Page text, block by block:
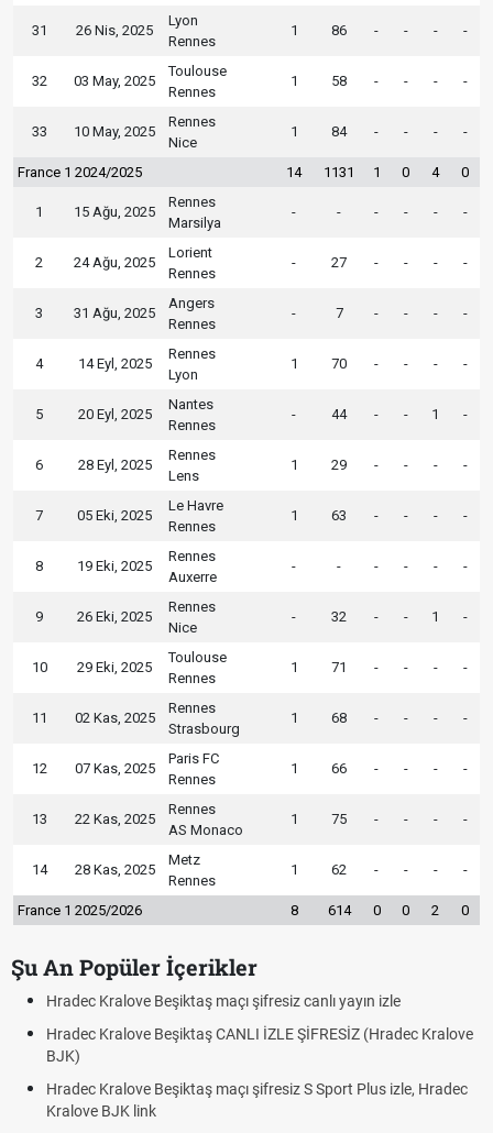
31 26 Nis, 2025
Lyon
Rennes
1 86 - - - -
32 03 May, 2025
Toulouse
Rennes
1 58 - - - -
33 10 May, 2025
Rennes
Nice
1 84 - - - -
France 1 2024/2025 14 1131 1 0 4 0
1 15 Ağu, 2025
Rennes
Marsilya
- - - - - -
2 24 Ağu, 2025
Lorient
Rennes
- 27 - - - -
3 31 Ağu, 2025
Angers
Rennes
- 7 - - - -
4 14 Eyl, 2025
Rennes
Lyon
1 70 - - - -
5 20 Eyl, 2025
Nantes
Rennes
- 44 - - 1 -
6 28 Eyl, 2025
Rennes
Lens
1 29 - - - -
7 05 Eki, 2025
Le Havre
Rennes
1 63 - - - -
8 19 Eki, 2025
Rennes
Auxerre
- - - - - -
9 26 Eki, 2025
Rennes
Nice
- 32 - - 1 -
10 29 Eki, 2025
Toulouse
Rennes
1 71 - - - -
11 02 Kas, 2025
Rennes
Strasbourg
1 68 - - - -
12 07 Kas, 2025
Paris FC
Rennes
1 66 - - - -
13 22 Kas, 2025
Rennes
AS Monaco
1 75 - - - -
14 28 Kas, 2025
Metz
Rennes
1 62 - - - -
France 1 2025/2026 8 614 0 0 2 0
Şu An Popüler İçerikler
Hradec Kralove Beşiktaş maçı şifresiz canlı yayın izle
Hradec Kralove Beşiktaş CANLI İZLE ŞİFRESİZ (Hradec Kralove
BJK)
Hradec Kralove Beşiktaş maçı şifresiz S Sport Plus izle, Hradec
Kralove BJK link